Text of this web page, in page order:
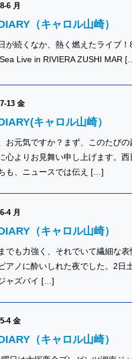
6 月
（キャロル山崎）
が続くなか、熱く燃えたライブ
Live in RIVIERA ZUSHI MAR
13 金
キャロル山崎）
お元気ですか？まず、このたび
心よりお見舞い申し上げます。
も、ニュースでは伝え […]
4 月
（キャロル山崎）
でも力強く、それでいて繊細な
アノに酔いしれた夜でした。2日
ャズバイ […]
4 金
（キャロル山崎）